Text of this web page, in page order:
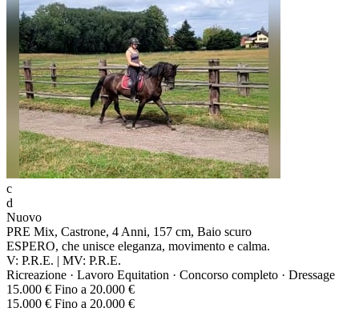
c
d
Nuovo
PRE Mix, Castrone, 4 Anni, 157 cm, Baio scuro
ESPERO, che unisce eleganza, movimento e calma.
V: P.R.E. | MV: P.R.E.
Ricreazione · Lavoro Equitation · Concorso completo · Dressage
15.000 € Fino a 20.000 €
15.000 € Fino a 20.000 €